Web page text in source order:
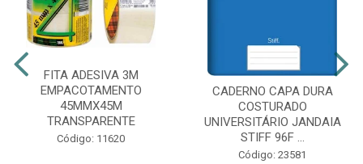
FITA ADESIVA 3M
EMPACOTAMENTO
45MMX45M
TRANSPARENTE
Código: 11620
CADERNO CAPA DURA
COSTURADO
UNIVERSITÁRIO JANDAIA
STIFF 96F ...
Código: 23581